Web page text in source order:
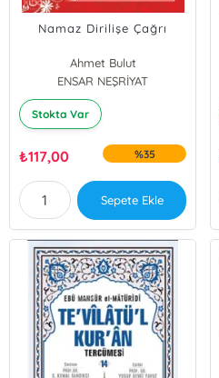
Namaz Dirilişe Çağrı
Ahmet Bulut
ENSAR NEŞRİYAT
Stokta Var
₺117,00 %35
Sepete Ekle